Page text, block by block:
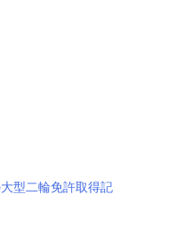
型二輪免許取得記